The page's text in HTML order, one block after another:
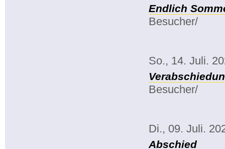
Endlich
Besucher/
So., 14. Juli.
Besucher/
Di., 09. Juli.
Abschied